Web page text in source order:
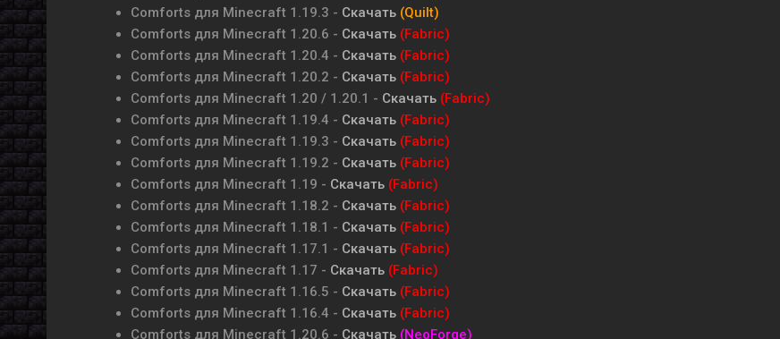
Comforts для Minecraft 1.19.3 - Скачать (Quilt)
Comforts для Minecraft 1.20.6 - Скачать (Fabric)
Comforts для Minecraft 1.20.4 - Скачать (Fabric)
Comforts для Minecraft 1.20.2 - Скачать (Fabric)
Comforts для Minecraft 1.20 / 1.20.1 - Скачать (Fabric)
Comforts для Minecraft 1.19.4 - Скачать (Fabric)
Comforts для Minecraft 1.19.3 - Скачать (Fabric)
Comforts для Minecraft 1.19.2 - Скачать (Fabric)
Comforts для Minecraft 1.19 - Скачать (Fabric)
Comforts для Minecraft 1.18.2 - Скачать (Fabric)
Comforts для Minecraft 1.18.1 - Скачать (Fabric)
Comforts для Minecraft 1.17.1 - Скачать (Fabric)
Comforts для Minecraft 1.17 - Скачать (Fabric)
Comforts для Minecraft 1.16.5 - Скачать (Fabric)
Comforts для Minecraft 1.16.4 - Скачать (Fabric)
Comforts для Minecraft 1.20.6 - Скачать (NeoForge)